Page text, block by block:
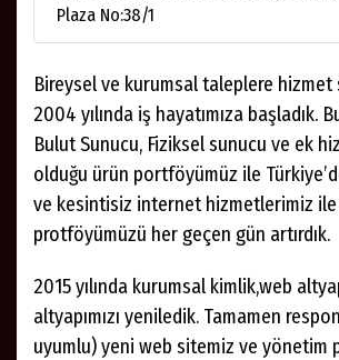
Plaza No:38/1
Bireysel ve kurumsal taleplere hizmet
2004 yılında iş hayatımıza başladık.
Bulut Sunucu, Fiziksel sunucu ve ek
olduğu ürün portföyümüz ile
ve kesintisiz internet hizmetlerimiz
protföyümüzü her geçen gün artırdık.
2015 yılında kurumsal kimlik,web
altyapımızı yeniledik. Tamamen
uyumlu) yeni web sitemiz ve yönetim